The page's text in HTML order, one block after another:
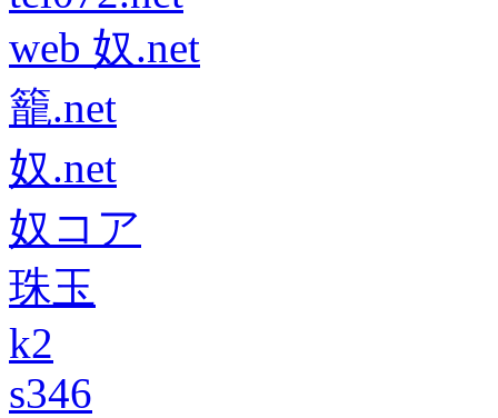
web 奴.net
籠.net
奴.net
奴コア
珠玉
k2
s346